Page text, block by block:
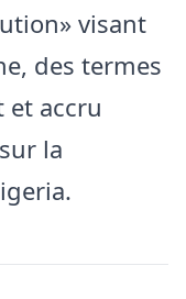
visant
des termes
accru
la